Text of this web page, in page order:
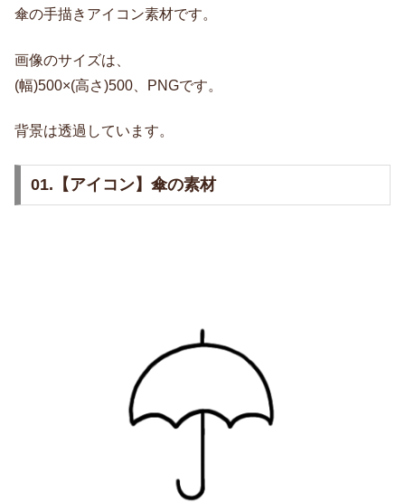
傘の手描きアイコン素材です。
画像のサイズは、
(幅)500×(高さ)500、PNGです。
背景は透過しています。
01.【アイコン】傘の素材